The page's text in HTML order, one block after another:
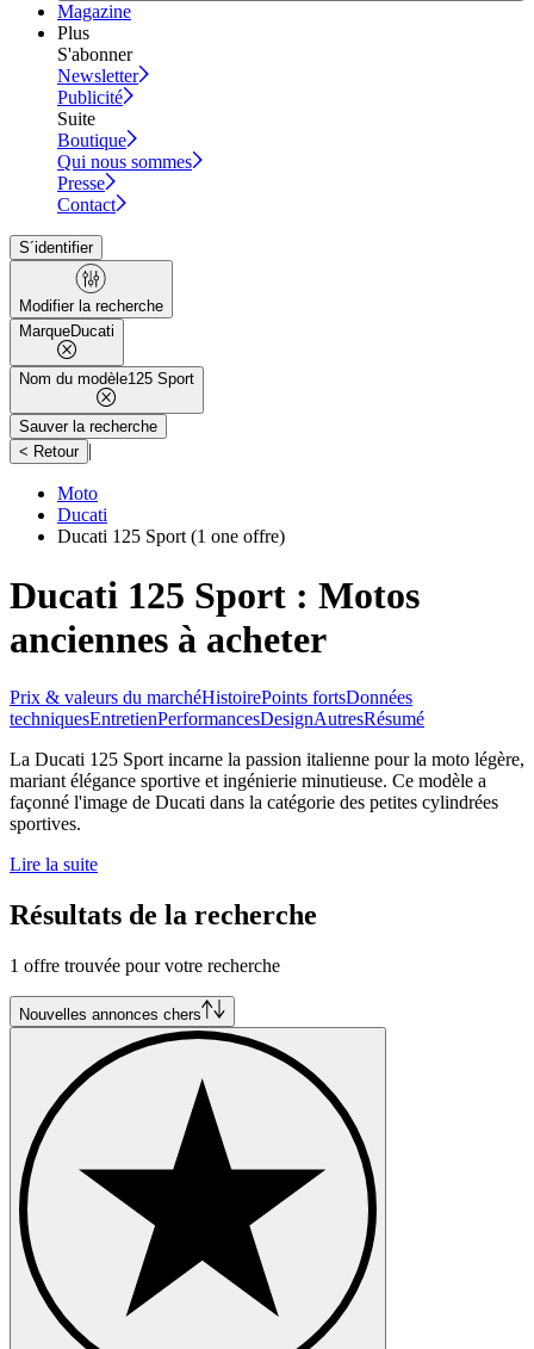
Magazine
Plus
S'abonner
Newsletter
Publicité
Suite
Boutique
Qui nous sommes
Presse
Contact
S´identifier
Modifier la recherche
MarqueDucati
Nom du modèle125 Sport
Sauver la recherche
< Retour |
Moto
Ducati
Ducati 125 Sport (1 one offre)
Ducati 125 Sport : Motos
anciennes à acheter
Prix & valeurs du marchéHistoirePoints fortsDonnées
techniquesEntretienPerformancesDesignAutresRésumé
La Ducati 125 Sport incarne la passion italienne pour la moto légère,
mariant élégance sportive et ingénierie minutieuse. Ce modèle a
façonné l'image de Ducati dans la catégorie des petites cylindrées
sportives.
Lire la suite
Résultats de la recherche
1 offre trouvée pour votre recherche
Nouvelles annonces chers